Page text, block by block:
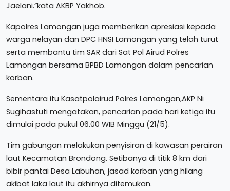
Jaelani.”kata AKBP Yakhob.
Kapolres Lamongan juga memberikan apresiasi kepada
warga nelayan dan DPC HNSI Lamongan yang telah turut
serta membantu tim SAR dari Sat Pol Airud Polres
Lamongan bersama BPBD Lamongan dalam pencarian
korban.
Sementara itu Kasatpolairud Polres Lamongan,AKP Ni
Sugihastuti mengatakan, pencarian pada hari ketiga itu
dimulai pada pukul 06.00 WIB Minggu (21/5).
Tim gabungan melakukan penyisiran di kawasan perairan
laut Kecamatan Brondong. Setibanya di titik 8 km dari
bibir pantai Desa Labuhan, jasad korban yang hilang
akibat laka laut itu akhirnya ditemukan.